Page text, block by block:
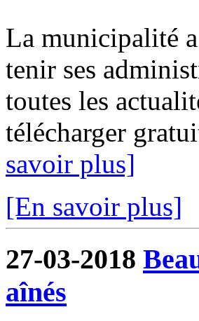
La municipalité
tenir ses
toutes les
télécharger
savoir plus]
[En savoir plus]
27-03-2018
aînés